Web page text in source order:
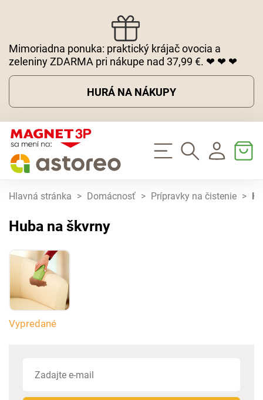
Mimoriadna ponuka: praktický krájač ovocia a
zeleniny ZDARMA pri nákupe nad 37,99 €. ❤ ❤ ❤
HURÁ NA NÁKUPY
Hlavná stránka > Domácnosť > Prípravky na čistenie >
Huba na škvrny
Vypredané